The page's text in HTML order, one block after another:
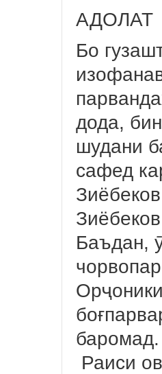
АДОЛАТ
Бо
дода,
шудани
сафед
Баъдан,
баромад.
Раиси